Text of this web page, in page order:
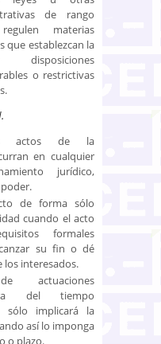
de rango
materias
que establezcan la
o restrictivas
actos de la
en cualquier
jurídico,
de forma sólo
cuando el acto
formales
su fin o dé
los interesados.
actuaciones
del tiempo
sólo implicará la
así lo imponga
o plazo.